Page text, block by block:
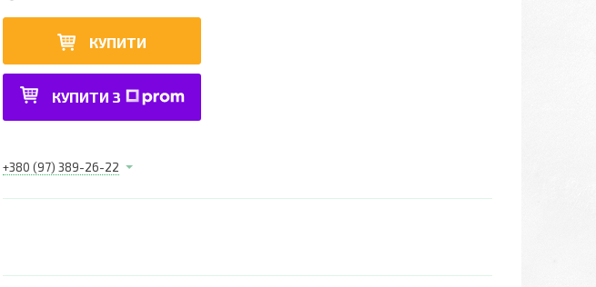
КУПИТИ
КУПИТИ З
+380 (97) 389-26-22